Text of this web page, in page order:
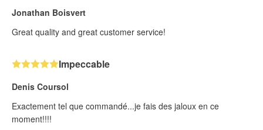
Jonathan Boisvert
Great quality and great customer service!
Impeccable
Denis Coursol
Exactement tel que commandé...je fais des jaloux en ce
moment!!!!